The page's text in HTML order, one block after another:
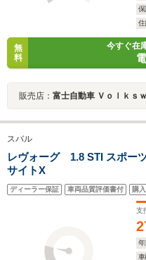
保
住
無
料
今すぐ在
販売店： 富士自動車 Ｖｏｌｋｓ
スバル
レヴォーグ 1.8 STI スポ
サイトX
ディーラー保証 車両品質評価書付 購
支
年
車